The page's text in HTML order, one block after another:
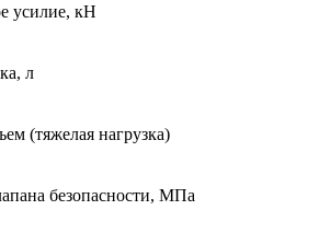
усилие, кН
л
(тяжелая нагрузка)
безопасности, МПа